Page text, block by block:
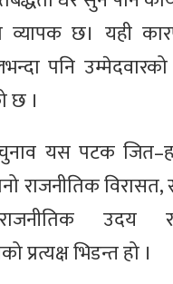
व्यापक छ। यही
पनि उम्मेदवारको
छ ।
यस पटक
राजनीतिक
उदय र
प्रत्यक्ष भिडन्त हो ।